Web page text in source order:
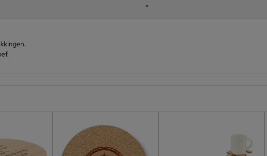
*